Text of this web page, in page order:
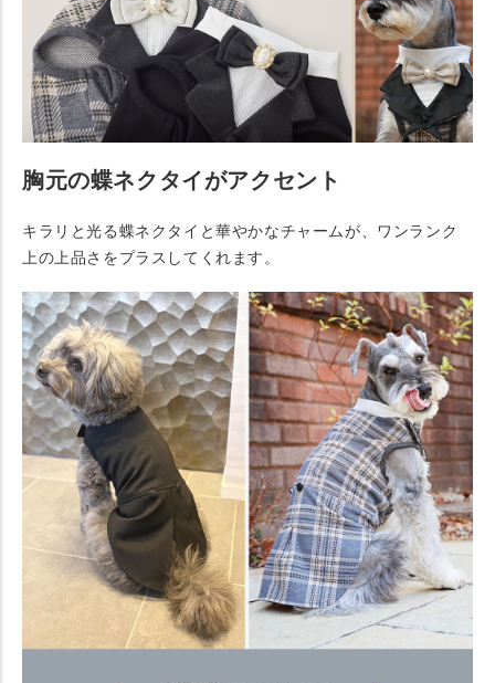
胸元の蝶ネクタイがアクセント
キラリと光る蝶ネクタイと華やかなチャームが、ワンランク
上の上品さをプラスしてくれます。